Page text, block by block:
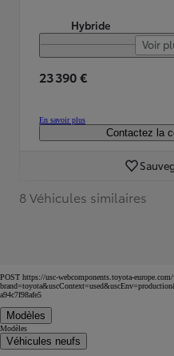
Hybride
Voir
23 390 €
En savoir plus
Contactez la
8 Véhicules similaires
POST https://usc-webcomponents.toyota-
a94c7f98afe5
Modèles
Modèles
Véhicules neufs